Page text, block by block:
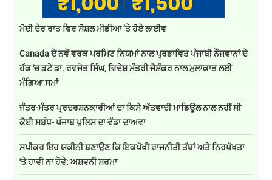
ਮੋਦੀ ਦੇਰ ਰਾਤ ਫਿਰ ਸੋਸ਼ਲ ਮੀਡੀਆ ’ਤੇ ਹੋਏ ਲਾਈਵ
Canada ਦੇ ਨਵੇਂ ਵਰਕ ਪਰਮਿਟ ਨਿਯਮਾਂ ਨਾਲ ਪ੍ਰਭਾਵਿਤ ਪੰਜਾਬੀ ਨੌਜਵਾਨਾਂ ਦੇ
ਹੱਕ 'ਚ ਡਟੇ ਡਾ. ਰਵਜੋਤ ਸਿੰਘ, ਵਿਦੇਸ਼ ਮੰਤਰੀ ਜੈਸ਼ੰਕਰ ਨਾਲ ਮੁਲਾਕਾਤ ਲਈ
ਮੰਗਿਆ ਸਮਾਂ
ਜੰਤਰ-ਮੰਤਰ ਪ੍ਰਦਰਸ਼ਨਕਾਰੀਆਂ ਦਾ ਕਿਸੇ ਅੱਤਵਾਦੀ ਮਾਡਿਊਲ ਨਾਲ ਨਹੀਂ ਸੀ
ਕੋਈ ਸਬੰਧ- ਪੰਜਾਬ ਪੁਲਿਸ ਦਾ ਵੱਡਾ ਦਾਅਵਾ
ਸਪੀਕਰ ਇਹ ਯਕੀਨੀ ਬਣਾਉਣ ਕਿ ਇਕਪੱਖੀ ਰਾਜਨੀਤੀ ਤੱਥਾਂ ਅਤੇ ਨਿਰਪੱਖਤਾ
'ਤੇ ਹਾਵੀ ਨਾ ਹੋਵੇ: ਅਸ਼ਵਨੀ ਸ਼ਰਮਾ